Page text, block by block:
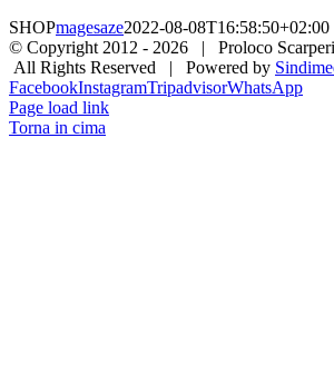
SHOPmagesaze2022-08-08T16:58:50+02:00
© Copyright 2012 - 2026 | Proloco
All Rights Reserved | Powered by
FacebookInstagramTripadvisorWhatsApp
Page load link
Torna in cima